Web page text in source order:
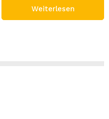
Weiterlesen